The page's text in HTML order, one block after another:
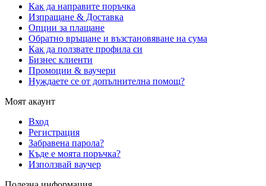
Как да направите поръчка
Изпращане & Доставка
Опции за плащане
Обратно връщане и възстановяване на сума
Как да ползвате профила си
Бизнес клиенти
Промоции & ваучери
Нуждаете се от допълнителна помощ?
Моят акаунт
Вход
Регистрация
Забравена парола?
Къде е моята поръчка?
Използвай ваучер